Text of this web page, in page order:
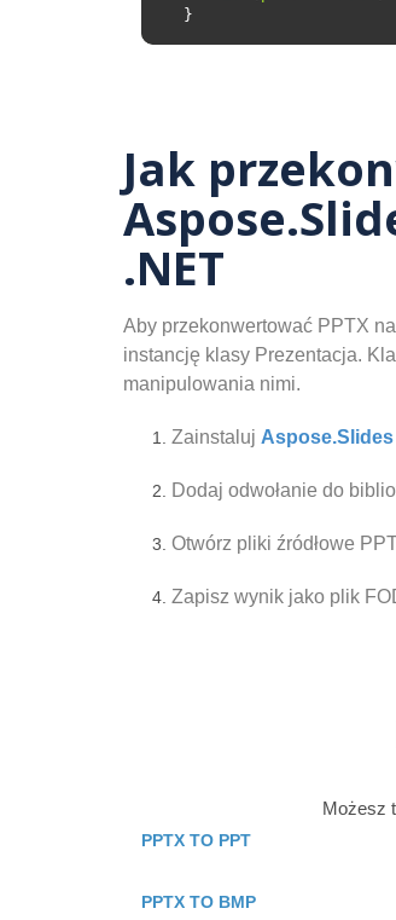
Jak
.NET
Aby przekonwertować PPTX
instancję klasy Prezentacja.
manipulowania nimi.
Zainstaluj
Dodaj odwołanie do
Otwórz pliki źródłowe
Zapisz wynik jako plik
Możesz
PPTX TO PPT
PPTX TO BMP